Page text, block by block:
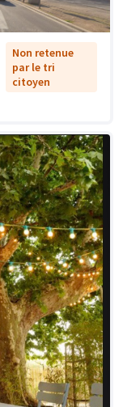
Non retenue
par le tri
citoyen